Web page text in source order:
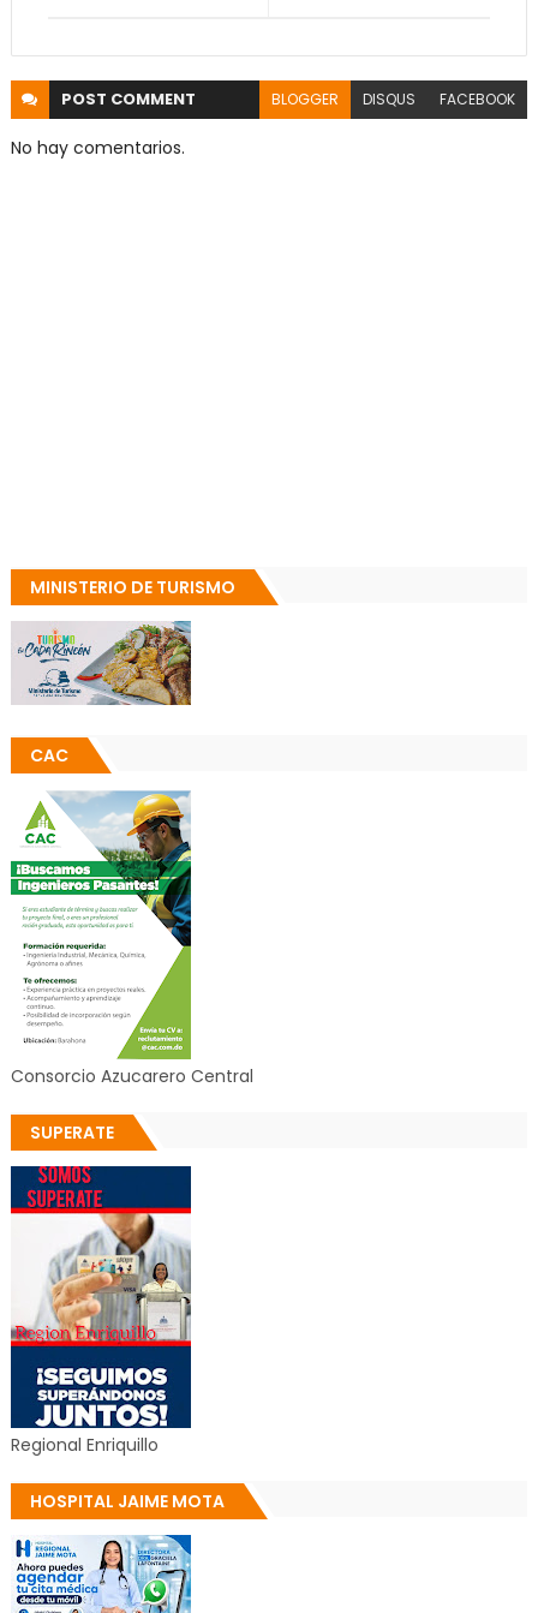
POST COMMENT BLOGGER DISQUS FACEBOOK
No hay comentarios.
MINISTERIO DE TURISMO
CAC
Consorcio Azucarero Central
SUPERATE
Regional Enriquillo
HOSPITAL JAIME MOTA